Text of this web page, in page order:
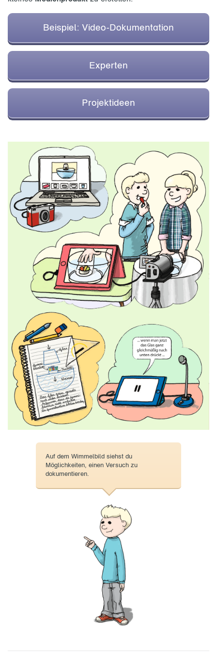
Beispiel: Video-Dokumentation
Experten
Projektideen
Auf dem Wimmelbild siehst du
Möglichkeiten, einen Versuch zu
dokumentieren.